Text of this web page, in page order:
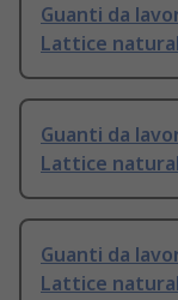
Guanti da
Lattice
Guanti da
Lattice
Guanti da
Lattice